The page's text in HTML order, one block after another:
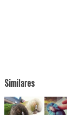
Similares